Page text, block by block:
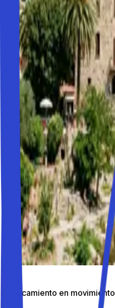
Aparcamiento en movimiento